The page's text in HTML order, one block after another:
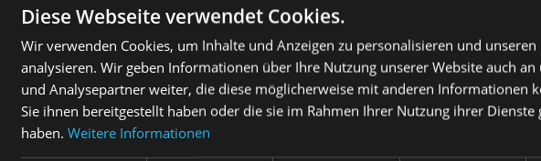
BALTICA Adult Lachs Hypoallergenic M 12kg – Die wichtigsten
Vorteile:
Hypoallergene Rezeptur mit Atlantiklachs für eine optimale Verdauung
Ohne Huhn und Gluten, um das Risiko allergischer Reaktionen zu minimieren
Enthält essentielle Omega-3-Fettsäuren für gesunde Haut und gesundes Fell
Ausgewogene Zusammensetzung unterstützt die Gesundheit mittelgroßer erwachsener
Diese Webseite verwendet Cookies.
Wir verwenden Cookies, um Inhalte und Anzeigen zu personalisieren und
analysieren. Wir geben Informationen über Ihre Nutzung unserer Website auch an
und Analysepartner weiter, die diese möglicherweise mit anderen Informationen
Sie ihnen bereitgestellt haben oder die sie im Rahmen Ihrer Nutzung ihrer Dienste
haben. Weitere Informationen